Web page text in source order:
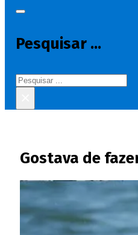
Pesquisar ...
Pesquisar
Gostava de